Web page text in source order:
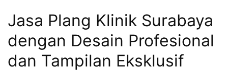
Jasa Plang Klinik Surabaya
dengan Desain Profesional
dan Tampilan Eksklusif